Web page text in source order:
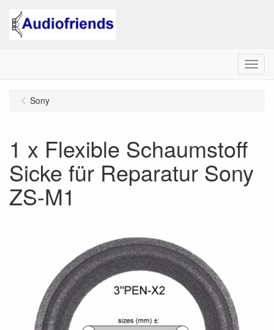
Menu
Sony
1 x Flexible Schaumstoff
Sicke für Reparatur Sony
ZS-M1